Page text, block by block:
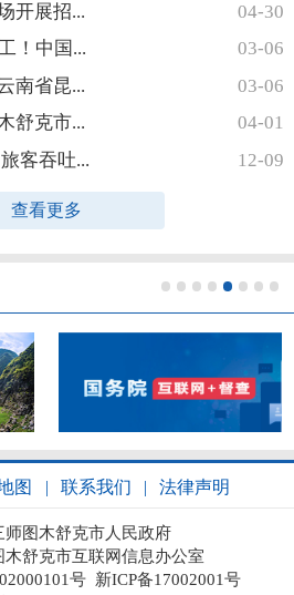
开展招...
04-30
！中国...
03-06
南省昆...
03-06
舒克市...
04-01
客吞吐...
12-09
查看更多
图 | 联系我们 | 法律声明
师图木舒克市人民政府
木舒克市互联网信息办公室
号 新ICP备17002001号